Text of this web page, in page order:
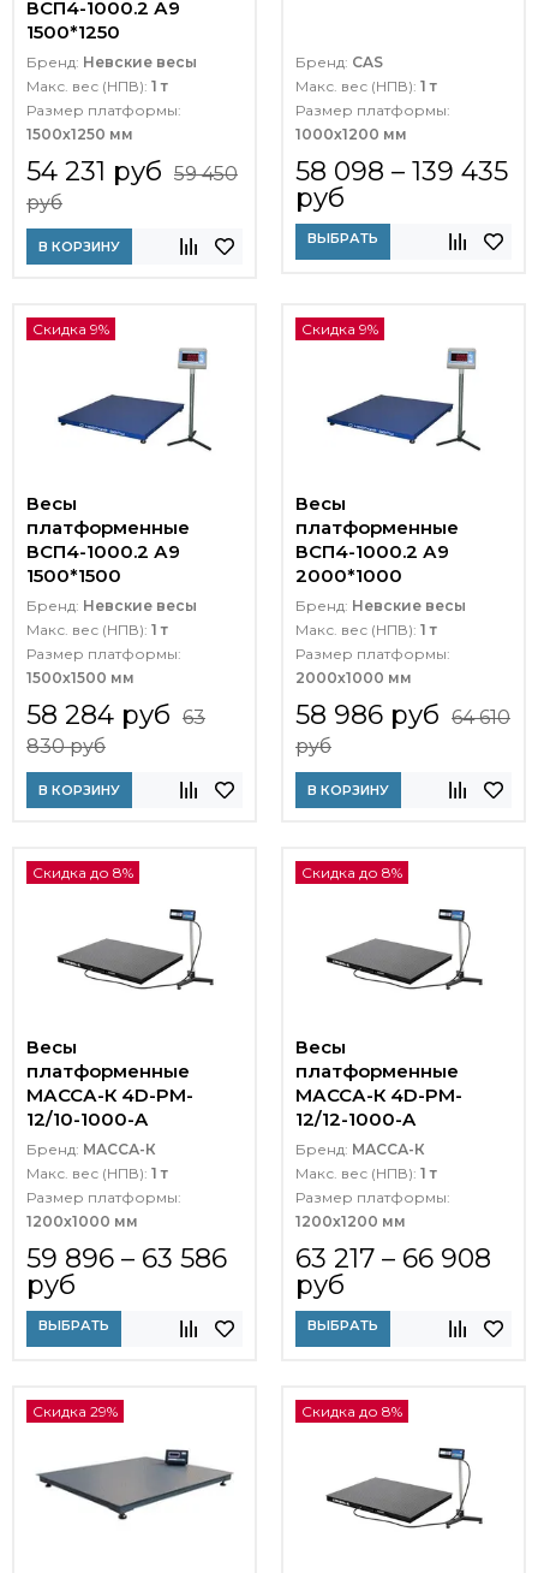
ВСП4-1000.2 А9
1500*1250
Бренд: Невские весы
Макс. вес (НПВ): 1 т
Размер платформы:
1500х1250 мм
54 231 руб 59 450
руб
В КОРЗИНУ
Бренд: CAS
Макс. вес (НПВ): 1 т
Размер платформы:
1000х1200 мм
58 098 – 139 435
руб
ВЫБРАТЬ
Скидка 9%
Весы
платформенные
ВСП4-1000.2 А9
1500*1500
Бренд: Невские весы
Макс. вес (НПВ): 1 т
Размер платформы:
1500х1500 мм
58 284 руб 63
830 руб
В КОРЗИНУ
Скидка 9%
Весы
платформенные
ВСП4-1000.2 А9
2000*1000
Бренд: Невские весы
Макс. вес (НПВ): 1 т
Размер платформы:
2000х1000 мм
58 986 руб 64 610
руб
В КОРЗИНУ
Скидка до 8%
Весы
платформенные
МАССА-К 4D-PM-
12/10-1000-A
Бренд: МАССА-К
Макс. вес (НПВ): 1 т
Размер платформы:
1200х1000 мм
59 896 – 63 586
руб
ВЫБРАТЬ
Скидка до 8%
Весы
платформенные
МАССА-К 4D-PM-
12/12-1000-A
Бренд: МАССА-К
Макс. вес (НПВ): 1 т
Размер платформы:
1200х1200 мм
63 217 – 66 908
руб
ВЫБРАТЬ
Скидка 29% Скидка до 8%